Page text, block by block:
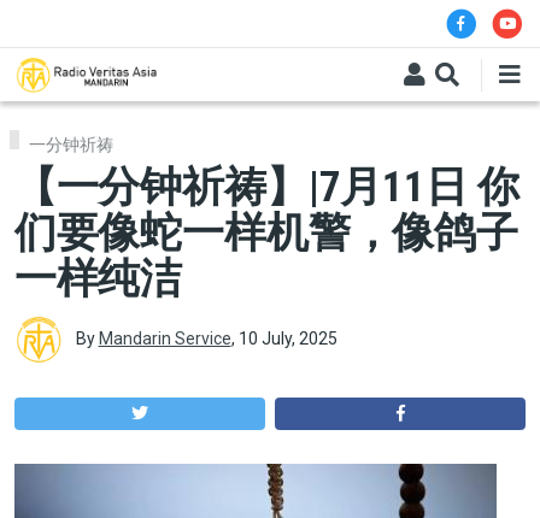
一分钟祈祷
【一分钟祈祷】|7月11日 你
们要像蛇一样机警，像鸽子
一样纯洁
By Mandarin Service, 10 July, 2025